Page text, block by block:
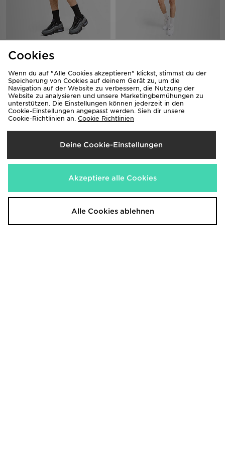
20,00€
60,00€
Cookies
Wenn du auf "Alle Cookies akzeptieren" klickst, stimmst du der
Speicherung von Cookies auf deinem Gerät zu, um die
Navigation auf der Website zu verbessern, die Nutzung der
Website zu analysieren und unsere Marketingbemühungen zu
unterstützen. Die Einstellungen können jederzeit in den
Cookie-Einstellungen angepasst werden. Sieh dir unsere
Cookie-Richtlinien an. Cookie Richtlinien
Deine Cookie-Einstellungen
Akzeptiere alle Cookies
Alle Cookies ablehnen